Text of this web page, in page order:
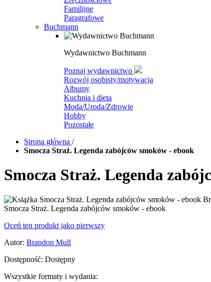
Familijne
Paragrafowe
Buchmann
Wydawnictwo Buchmann
Poznaj wydawnictwo
Rozwój osobisty/motywacja
Albumy
Kuchnia i dieta
Moda/Uroda/Zdrowie
Hobby
Pozostałe
Strona główna /
Smocza Straż. Legenda zabójców smoków - ebook
Smocza Straż. Legenda
Smocza Straż. Legenda zabójców smoków - ebook
Oceń ten produkt jako pierwszy
Autor: Brandon Mull
Dostępność: Dostępny
Wszystkie formaty i wydania: